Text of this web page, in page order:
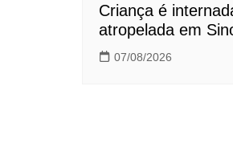
Criança é
atropelada em
07/08/2026